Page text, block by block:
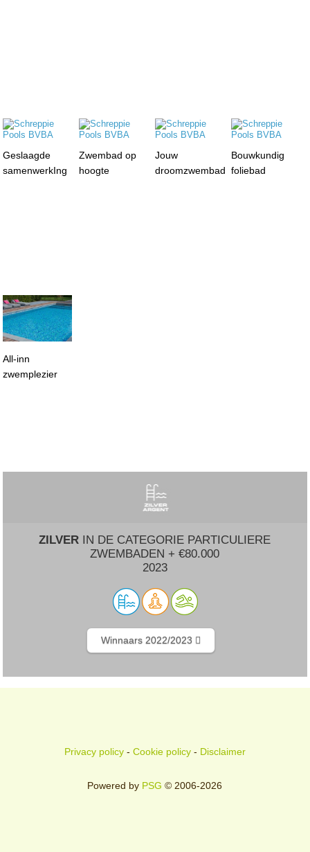
Geslaagde
samenwerkIng
Zwembad op
hoogte
Jouw
droomzwembad
Bouwkundig
foliebad
All-inn
zwemplezier
ZILVER IN DE CATEGORIE PARTICULIERE
ZWEMBADEN + €80.000
2023
Winnaars 2022/2023
Privacy policy- Cookie policy- Disclaimer
Powered by PSG © 2006-2026